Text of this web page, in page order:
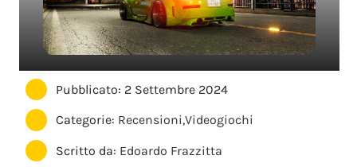
Pubblicato: 2 Settembre 2024
Categorie: Recensioni,Videogiochi
Scritto da: Edoardo Frazzitta